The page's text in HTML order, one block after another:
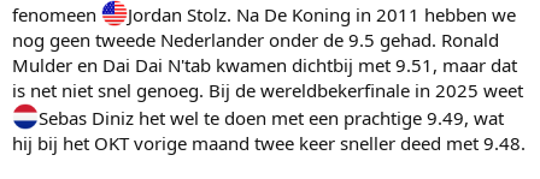
fenomeen
Jordan Stolz. Na De Koning in 2011 hebben we
nog geen tweede Nederlander onder de 9.5 gehad. Ronald
Mulder en Dai Dai N'tab kwamen dichtbij met 9.51, maar dat
is net niet snel genoeg. Bij de wereldbekerfinale in 2025 weet
Sebas Diniz het wel te doen met een prachtige 9.49, wat
hij bij het OKT vorige maand twee keer sneller deed met 9.48.